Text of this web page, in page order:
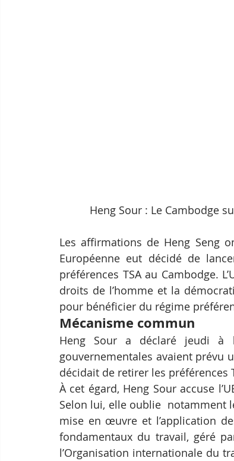
Heng Sour : Le Cambodge
Les affirmations de Heng Seng
Européenne eut décidé de
préférences TSA au Cambodge.
droits de l’homme et la
pour bénéficier du régime
Mécanisme commun
Heng Sour a déclaré jeudi à
gouvernementales avaient prévu
décidait de retirer les préférences
À cet égard, Heng Sour accuse
Selon lui, elle oublie  notamment
mise en œuvre et l’application
fondamentaux du travail, géré
l’Organisation internationale du